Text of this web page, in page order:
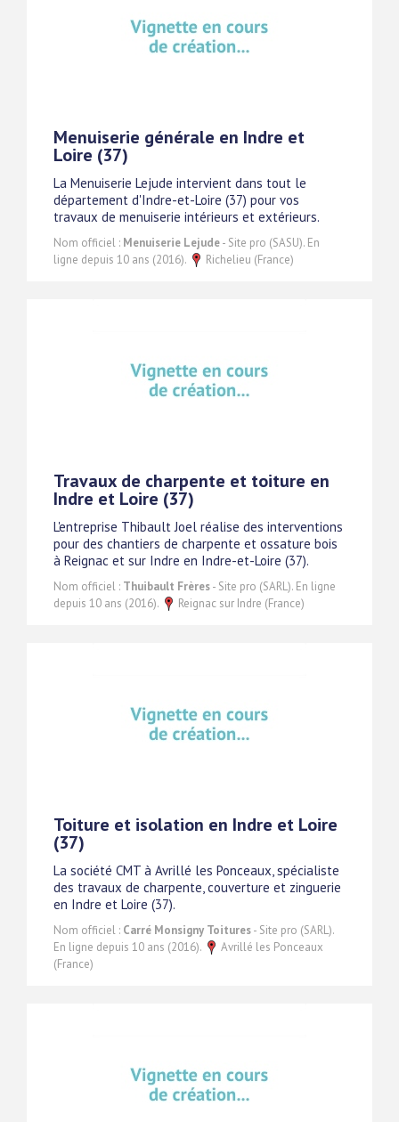
Menuiserie générale en Indre et
Loire (37)
La Menuiserie Lejude intervient dans tout le
département d'Indre-et-Loire (37) pour vos
travaux de menuiserie intérieurs et extérieurs.
Nom officiel : Menuiserie Lejude- Site pro (SASU). En
ligne depuis 10 ans (2016).
Richelieu (France)
Travaux de charpente et toiture en
Indre et Loire (37)
L'entreprise Thibault Joel réalise des interventions
pour des chantiers de charpente et ossature bois
à Reignac et sur Indre en Indre-et-Loire (37).
Nom officiel : Thuibault Frères- Site pro (SARL). En ligne
depuis 10 ans (2016).
Reignac sur Indre (France)
Toiture et isolation en Indre et Loire
(37)
La société CMT à Avrillé les Ponceaux, spécialiste
des travaux de charpente, couverture et zinguerie
en Indre et Loire (37).
Nom officiel : Carré Monsigny Toitures- Site pro (SARL).
En ligne depuis 10 ans (2016).
Avrillé les Ponceaux
(France)